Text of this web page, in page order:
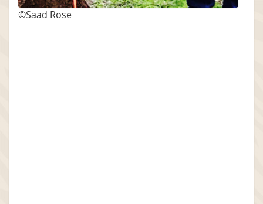
©Saad Rose